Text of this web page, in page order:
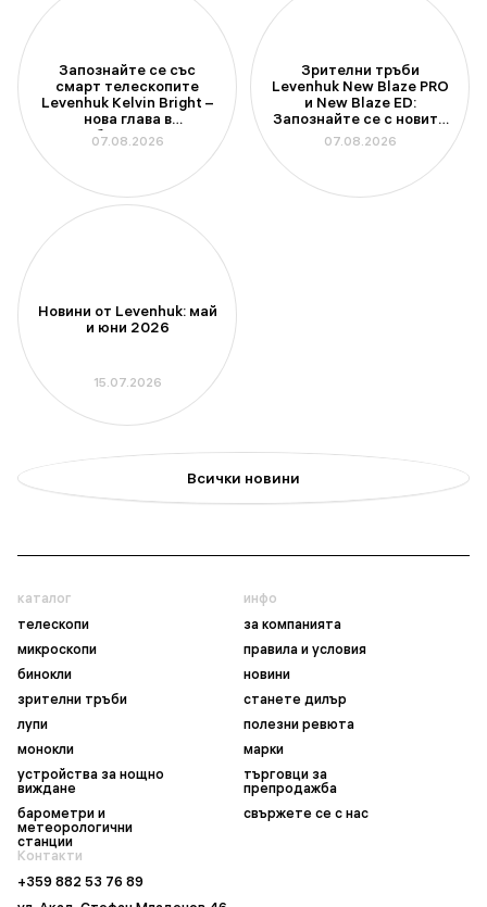
Запознайте се със
смарт телескопите
Levenhuk Kelvin Bright –
нова глава в
любителската
астрономия
07.08.2026
Зрителни тръби
Levenhuk New Blaze PRO
и New Blaze ED:
Запознайте се с новите
модели с апертура 100
mm
07.08.2026
Новини от Levenhuk: май
и юни 2026
15.07.2026
Всички новини
каталог
телескопи
микроскопи
бинокли
зрителни тръби
лупи
монокли
устройства за нощно
виждане
барометри и
метеорологични
станции
инфо
за компанията
правила и условия
новини
станете дилър
полезни ревюта
марки
търговци за
препродажба
свържете се с нас
Контакти
+359 882 53 76 89